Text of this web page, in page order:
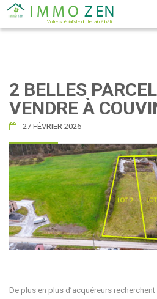
Votre spécialiste du terrain à bâtir
2 BELLES
VENDRE À
27 FÉVRIER 2026
De plus en plus d’acquéreurs